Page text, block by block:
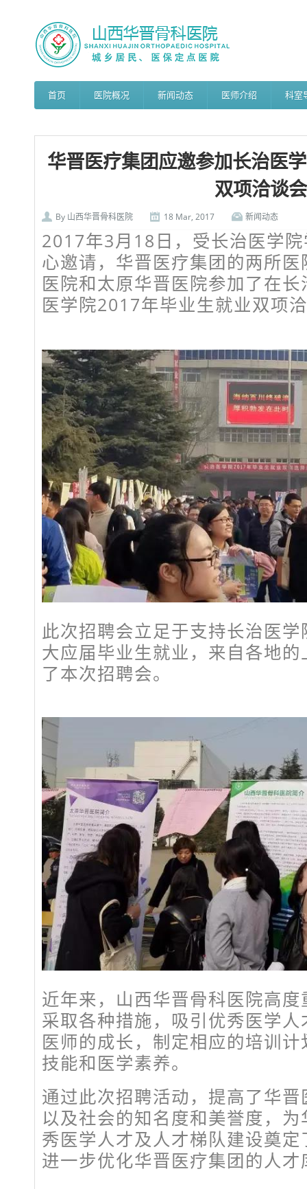
首页 医院概况 新闻动态 医师介绍 科室
华晋医疗集团应邀参加长治医
双项洽谈会
By 山西华晋骨科医院 18 Mar, 2017 新闻动态
2017年3月18日，受长治医学
心邀请，华晋医疗集团的两所
医院和太原华晋医院参加了在
医学院2017年毕业生就业双项
此次招聘会立足于支持长治医
大应届毕业生就业，来自各地
了本次招聘会。
近年来，山西华晋骨科医院高
采取各种措施，吸引优秀医学
医师的成长，制定相应的培训
技能和医学素养。
通过此次招聘活动，提高了华
以及社会的知名度和美誉度，
秀医学人才及人才梯队建设奠
进一步优化华晋医疗集团的人才